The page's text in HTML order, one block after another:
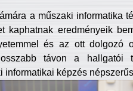
a műszaki informatika
kaphatnak eredményeik
és az ott
távon a hallgatói
informatikai képzés